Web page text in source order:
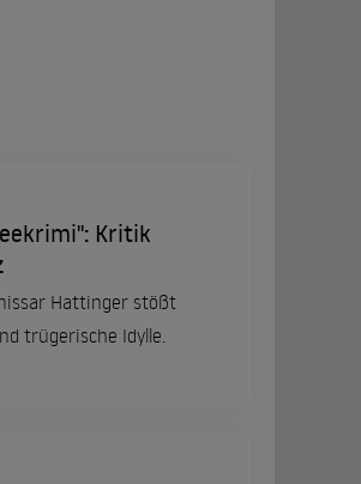
Kritik
Hattinger stößt
trügerische Idylle.